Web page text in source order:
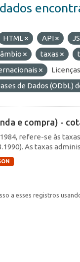
HTML API
taxas
de Dados (ODbL)
e compra) -
refere-se às
As taxas
a esses registros